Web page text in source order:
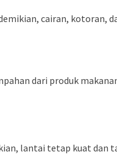
cairan, kotoran,
dari produk
lantai tetap kuat dan